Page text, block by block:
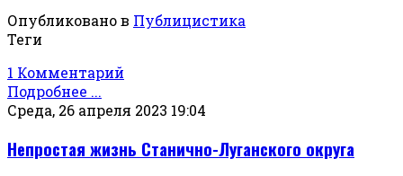
Опубликовано в Публицистика
Теги
1 Комментарий
Подробнее ...
Среда, 26 апреля 2023 19:04
Непростая жизнь Станично-Луганского округа